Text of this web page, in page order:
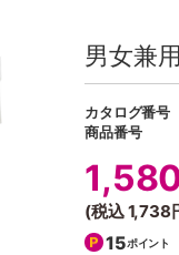
男女兼
カタログ番号
商品番号
(税込1,738
15ポイント